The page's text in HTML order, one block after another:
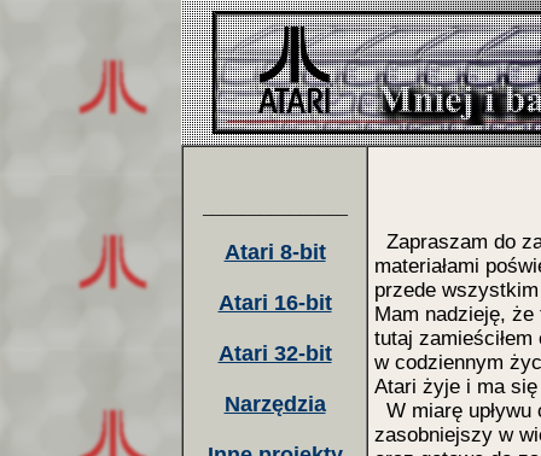
Atari 8-bit
Atari 16-bit
Atari 32-bit
Narzędzia
Zapraszam do
materiałami
przede
Mam nadzieję, że
tutaj
w codziennym
Atari żyje i ma
W miarę
zasobniejszy w